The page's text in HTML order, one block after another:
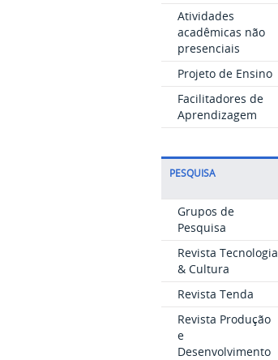
Atividades
acadêmicas não
presenciais
Projeto de Ensino
Facilitadores de
Aprendizagem
PESQUISA
Grupos de
Pesquisa
Revista Tecnologia
& Cultura
Revista Tenda
Revista Produção
e
Desenvolvimento